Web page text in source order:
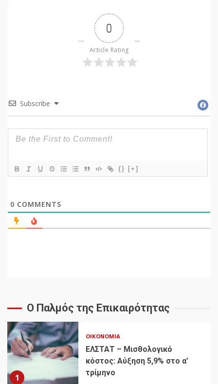
0
Article Rating
Subscribe
{} [+]
0 COMMENTS
Ο Παλμός της Επικαιρότητας
1
ΟΙΚΟΝΟΜΊΑ
ΕΛΣΤΑΤ – Μισθολογικό
κόστος: Αύξηση 5,9% στο α’
τρίμηνο